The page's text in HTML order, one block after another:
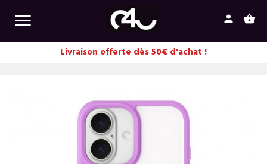
 shopping_basket
person
Livraison offerte dès 50€ d'achat !